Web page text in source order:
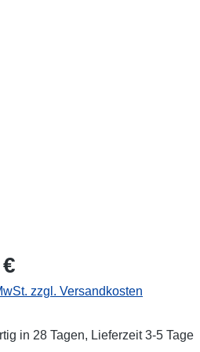
zzgl. Versandkosten
in 28 Tagen, Lieferzeit 3-5 Tage